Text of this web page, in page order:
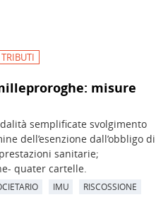
misure
semplificate svolgimento
dell’esenzione dall’obbligo di
sanitarie;
quater cartelle.
IMU
RISCOSSIONE